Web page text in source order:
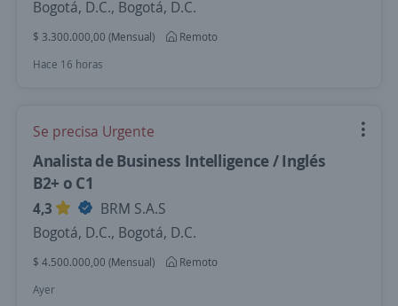
Bogotá, D.C., Bogotá, D.C.
$ 3.300.000,00 (Mensual)
Remoto
Hace 16 horas
Se precisa Urgente
Analista de Business Intelligence / Inglés
B2+ o C1
4,3
BRM S.A.S
Bogotá, D.C., Bogotá, D.C.
$ 4.500.000,00 (Mensual)
Remoto
Ayer